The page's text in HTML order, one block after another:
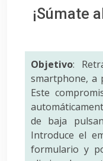
¡Súmate
Objetivo:
smartphone, a
Este
de baja
Introduce el
formulario y